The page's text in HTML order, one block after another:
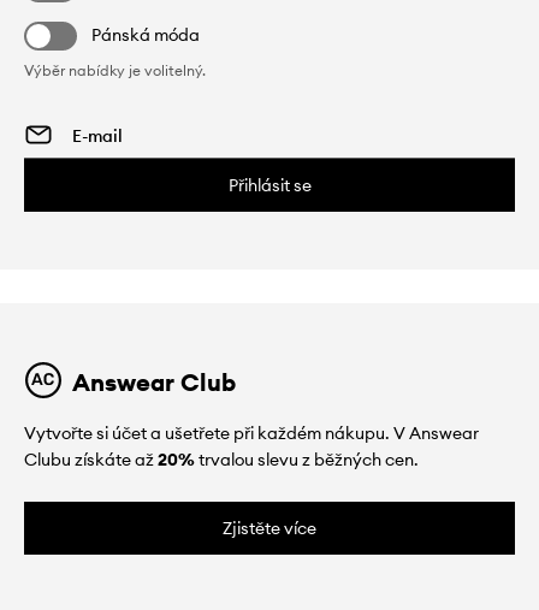
Pánská móda
Výběr nabídky je volitelný.
Přihlásit se
Answear Club
Vytvořte si účet a ušetřete při každém nákupu. V Answear
Clubu získáte až20%trvalou slevu z běžných cen.
Zjistěte více